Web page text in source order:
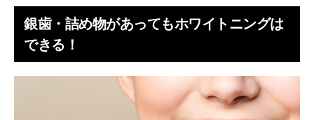
表面に付着した着色汚れを落とすことは可能
詰め物の多い人がホワイトニングする際の注意点
白くなった歯と詰め物に色の違いが生じる
審美性の高い詰め物への交換が必要になる可能性がある
銀歯を白い詰め物にする方法5選
銀歯・詰め物があってもホワイトニングは
できる！